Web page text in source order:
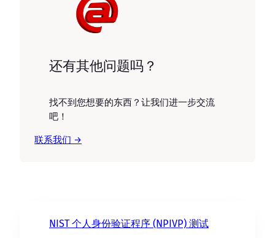
还有其他问题吗？
找不到您想要的东西？让我们进一步交流
吧！
联系我们 →
NIST 个人身份验证程序 (NPIVP) 测试